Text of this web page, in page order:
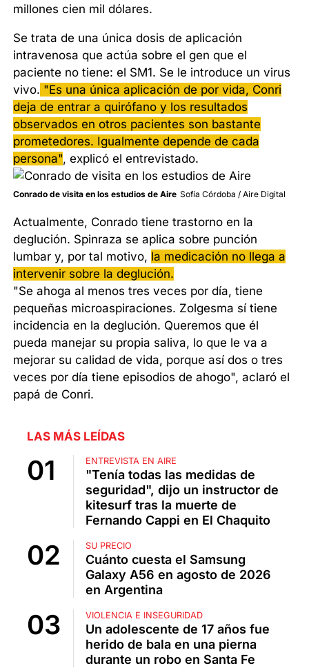
millones cien mil dólares.
Se trata de una única dosis de aplicación
intravenosa que actúa sobre el gen que el
paciente no tiene: el SM1. Se le introduce un virus
vivo. "Es una única aplicación de por vida, Conri
deja de entrar a quirófano y los resultados
observados en otros pacientes son bastante
prometedores. Igualmente depende de cada
persona", explicó el entrevistado.
Conrado de visita en los estudios de Aire Sofía Córdoba / Aire Digital
Actualmente, Conrado tiene trastorno en la
deglución. Spinraza se aplica sobre punción
lumbar y, por tal motivo, la medicación no llega a
intervenir sobre la deglución.
"Se ahoga al menos tres veces por día, tiene
pequeñas microaspiraciones. Zolgesma sí tiene
incidencia en la deglución. Queremos que él
pueda manejar su propia saliva, lo que le va a
mejorar su calidad de vida, porque así dos o tres
veces por día tiene episodios de ahogo", aclaró el
papá de Conri.
LAS MÁS LEÍDAS
ENTREVISTA EN AIRE
"Tenía todas las medidas de
seguridad", dijo un instructor de
kitesurf tras la muerte de
Fernando Cappi en El Chaquito
SU PRECIO
Cuánto cuesta el Samsung
Galaxy A56 en agosto de 2026
en Argentina
VIOLENCIA E INSEGURIDAD
Un adolescente de 17 años fue
herido de bala en una pierna
durante un robo en Santa Fe